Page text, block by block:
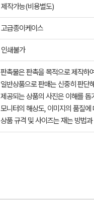
제작가능(비용별도)
고급종이케이스
인쇄불가
판촉물은 판촉을 목적으로 제작하
일반상품으로 판매는 신중히 판단
제공되는 상품의 사진은 이해를
모니터의 해상도, 이미지의 품질
상품 규격 및 사이즈는 재는 방법